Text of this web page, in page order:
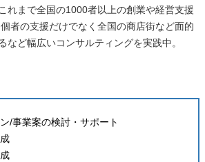
れまで全国の1000者以上の創業や経営支援
者の支援だけでなく全国の商店街など面的
など幅広いコンサルティングを実践中。
/事業案の検討・サポート